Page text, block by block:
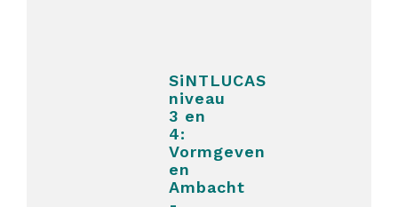
SiNTLUCAS
niveau
3 en